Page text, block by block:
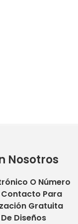
Nosotros
O Número
Contacto Para
Gratuita
Diseños